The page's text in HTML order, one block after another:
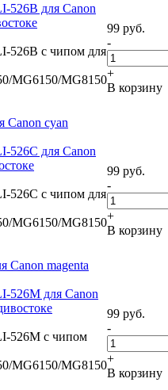
526B для Canon
526B с чипом для
MG6150/MG8150
99 руб.
-
+
В корзину
Canon cyan
526C для Canon
526C с чипом для
MG6150/MG8150
99 руб.
-
+
В корзину
Canon magenta
526M для Canon
526M с чипом
MG6150/MG8150
99 руб.
-
+
В корзину